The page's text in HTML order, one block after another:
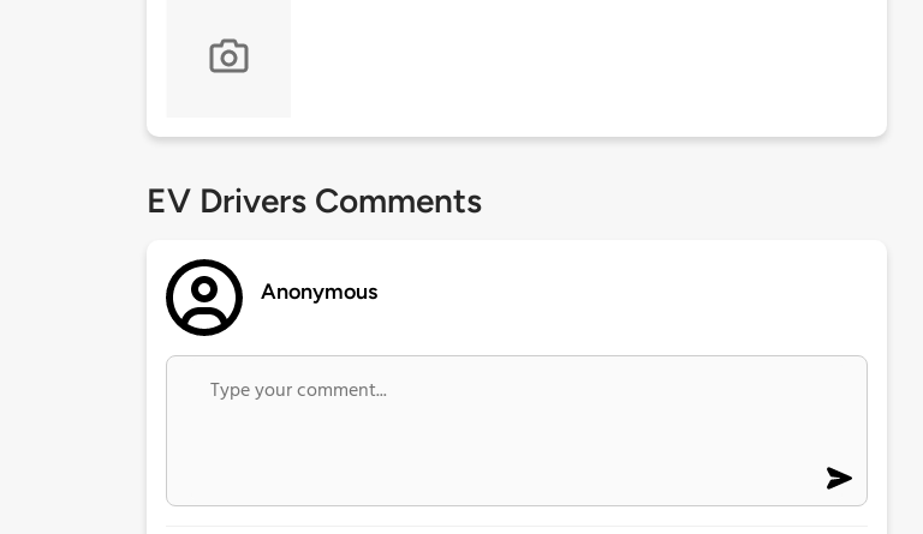
EV Drivers Comments
Anonymous